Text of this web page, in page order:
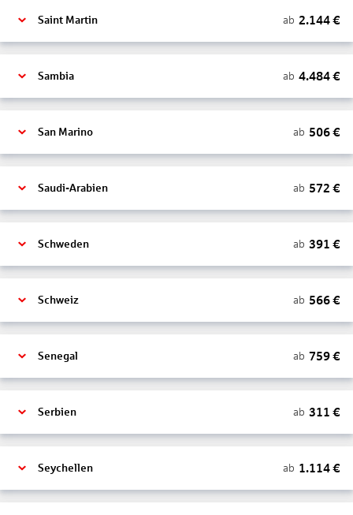
Saint Martin ab 2.144€
Sambia ab 4.484€
San Marino ab 506€
Saudi-Arabien ab 572 €
Schweden ab 391 €
Schweiz ab 566€
Senegal ab 759€
Serbien ab 311 €
Seychellen ab 1.114€